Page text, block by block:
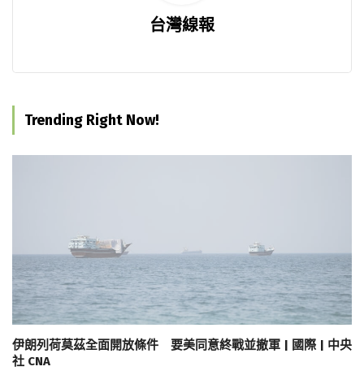
台灣線報
Trending Right Now!
伊朗列荷莫茲全面開放條件 要美同意終戰並撤軍 | 國際 | 中央
社 CNA